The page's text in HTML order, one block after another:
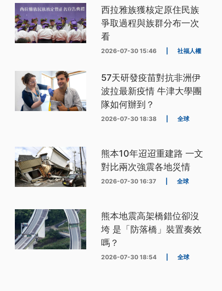
西拉雅族獲核定原住民族
爭取過程與族群分布一次
看
2026-07-30 15:46 社福人權
57天研發疫苗對抗非洲伊
波拉最新疫情 牛津大學團
隊如何辦到？
2026-07-30 18:38 全球
熊本10年迢迢重建路 一文
對比兩次強震各地災情
2026-07-30 16:37 全球
熊本地震高架橋錯位卻沒
垮 是「防落橋」裝置奏效
嗎？
2026-07-30 18:54 全球